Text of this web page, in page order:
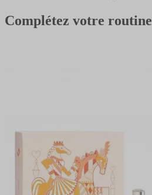
Complétez votre routine